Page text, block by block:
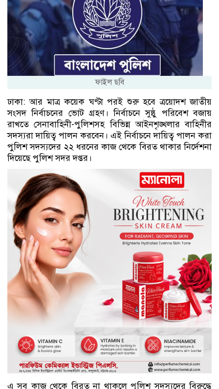
ফাইল ছবি
ঢাকা: আর মাত্র কয়েক ঘণ্টা পরই শুরু হবে ত্রয়োদশ জাতীয়
সংসদ নির্বাচনের ভোট গ্রহণ। নির্বাচনে সুষ্ঠু পরিবেশ বজায়
রাখতে সেনাবাহিনী-পুলিশসহ বিভিন্ন আইনশৃঙ্খলার বাহিনীর
সদস্যরা দায়িত্ব পালন করবেন। এই নির্বাচনে দায়িত্ব পালন করা
পুলিশ সদস্যদের ২২ ধরনের কাজ থেকে বিরত থাকার নির্দেশনা
দিয়েছে পুলিশ সদর দপ্তর।
এ সব কাজ থেকে বিরত না থাকলে পুলিশ সদস্যদের বিরুদ্ধে